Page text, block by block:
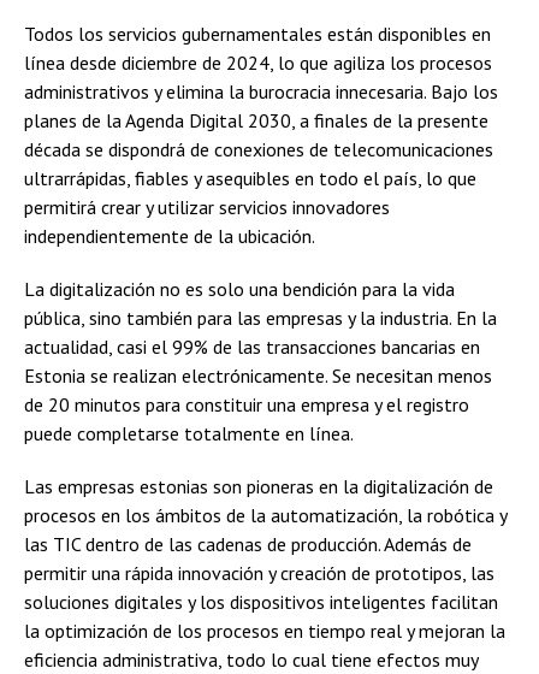
Todos los servicios gubernamentales están disponibles en
línea desde diciembre de 2024, lo que agiliza los procesos
administrativos y elimina la burocracia innecesaria. Bajo los
planes de la Agenda Digital 2030, a finales de la presente
década se dispondrá de conexiones de telecomunicaciones
ultrarrápidas, fiables y asequibles en todo el país, lo que
permitirá crear y utilizar servicios innovadores
independientemente de la ubicación.
La digitalización no es solo una bendición para la vida
pública, sino también para las empresas y la industria. En la
actualidad, casi el 99% de las transacciones bancarias en
Estonia se realizan electrónicamente. Se necesitan menos
de 20 minutos para constituir una empresa y el registro
puede completarse totalmente en línea.
Las empresas estonias son pioneras en la digitalización de
procesos en los ámbitos de la automatización, la robótica y
las TIC dentro de las cadenas de producción. Además de
permitir una rápida innovación y creación de prototipos, las
soluciones digitales y los dispositivos inteligentes facilitan
la optimización de los procesos en tiempo real y mejoran la
eficiencia administrativa, todo lo cual tiene efectos muy